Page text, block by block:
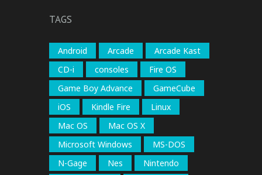
TAGS
Android Arcade
Arcade Kast
CD-i
consoles
Fire OS
Game Boy Advance
GameCube
iOS
Kindle Fire
Linux
Mac OS
Mac OS X
Microsoft Windows
MS-DOS
N-Gage
Nes
Nintendo